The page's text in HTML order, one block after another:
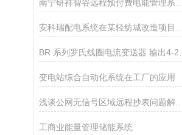
变电站综合自动化系统在工厂的应用
浅谈公网无信号区域远程抄表问题解决方案及产品选型
工商业能量管理储能系统